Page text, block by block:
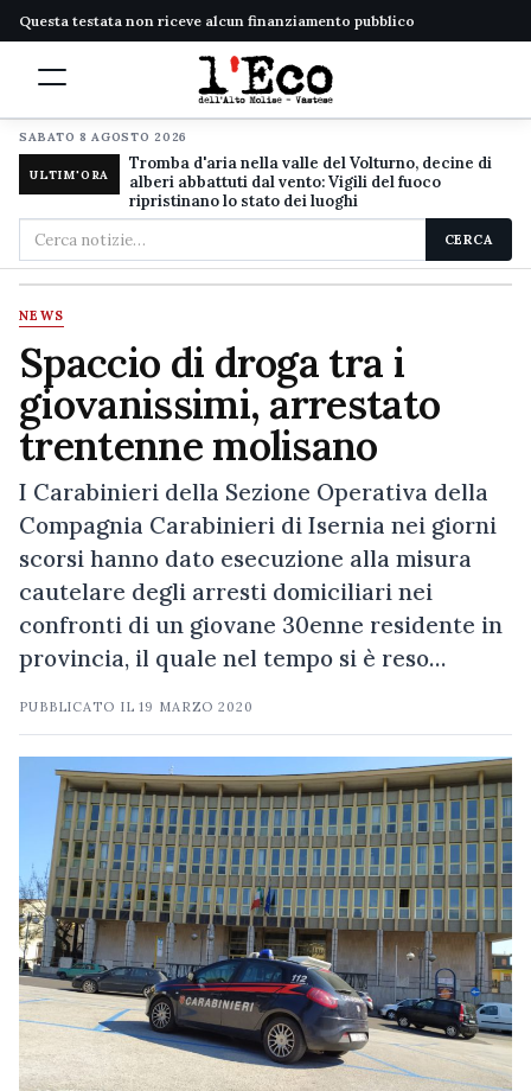
Questa testata non riceve alcun finanziamento pubblico
SABATO 8 AGOSTO 2026
ULTIM'ORA
Tromba d'aria nella valle del Volturno, decine di
alberi abbattuti dal vento: Vigili del fuoco
ripristinano lo stato dei luoghi
Cerca
nel
sito
CERCA
NEWS
Spaccio di droga tra i
giovanissimi, arrestato
trentenne molisano
I Carabinieri della Sezione Operativa della
Compagnia Carabinieri di Isernia nei giorni
scorsi hanno dato esecuzione alla misura
cautelare degli arresti domiciliari nei
confronti di un giovane 30enne residente in
provincia, il quale nel tempo si è reso…
PUBBLICATO IL19 MARZO 2020